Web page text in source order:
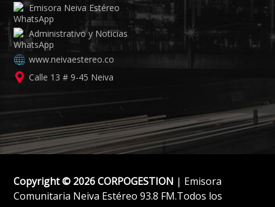
Emisora Neiva Estéreo
Administrativo y Noticias
www.neivaestereo.co
Calle 13 # 9-45 Neiva
Copyright © 2026 CORPOGESTION | Emisora
Comunitaria Neiva Estéreo 93.8 FM.Todos los